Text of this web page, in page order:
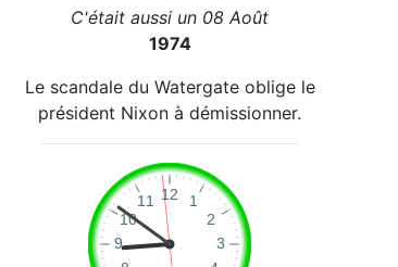
C'était aussi un 08 Août
1974
Le scandale du Watergate oblige le
président Nixon à démissionner.